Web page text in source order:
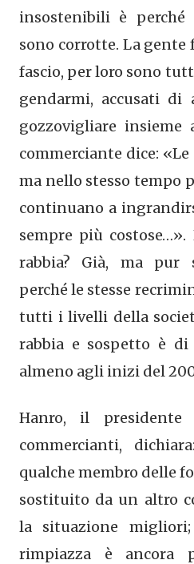
insostenibili è perché
sono corrotte. La
fascio, per loro sono
gendarmi, accusati di
gozzovigliare
commerciante dice:
ma nello stesso tempo
continuano a
sempre più
rabbia? Già, ma pur
perché le stesse
tutti i livelli della
rabbia e sospetto è di
almeno agli inizi del
Hanro, il
commercianti,
qualche membro delle
sostituito da un altro
la situazione
rimpiazza è ancora